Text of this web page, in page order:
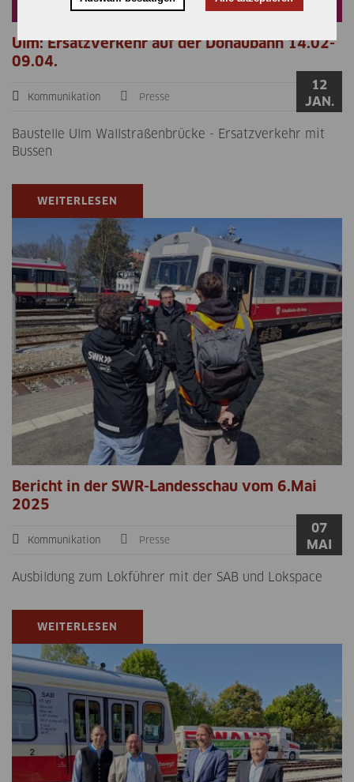
Ulm: Ersatzverkehr auf der Donaubahn 14.02-
09.04.
Kommunikation Presse
12
JAN.
Baustelle Ulm Wallstraßenbrücke - Ersatzverkehr mit
Bussen
WEITERLESEN
Bericht in der SWR-Landesschau vom 6.Mai
2025
Kommunikation Presse
07
MAI
Ausbildung zum Lokführer mit der SAB und Lokspace
WEITERLESEN